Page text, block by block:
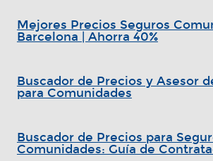
Mejores Precios Seguros
Barcelona | Ahorra 40%
Buscador de Precios y Asesor
para Comunidades
Buscador de Precios para
Comunidades: Guía de